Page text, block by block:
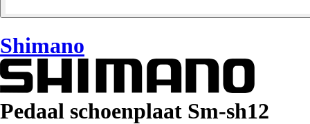
Shimano
Pedaal schoenplaat Sm-sh12